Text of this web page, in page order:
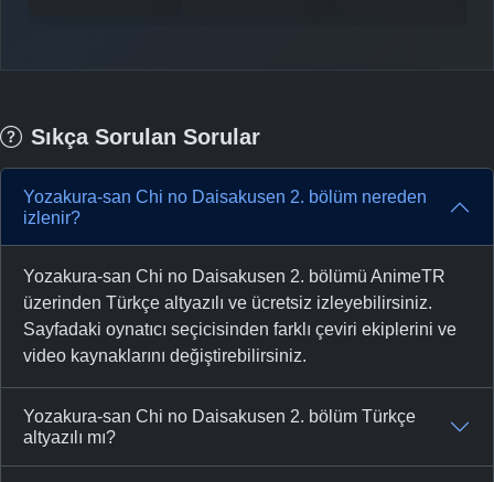
Sıkça Sorulan Sorular
Yozakura-san Chi no Daisakusen 2. bölüm nereden
izlenir?
Yozakura-san Chi no Daisakusen 2. bölümü AnimeTR
üzerinden Türkçe altyazılı ve ücretsiz izleyebilirsiniz.
Sayfadaki oynatıcı seçicisinden farklı çeviri ekiplerini ve
video kaynaklarını değiştirebilirsiniz.
Yozakura-san Chi no Daisakusen 2. bölüm Türkçe
altyazılı mı?